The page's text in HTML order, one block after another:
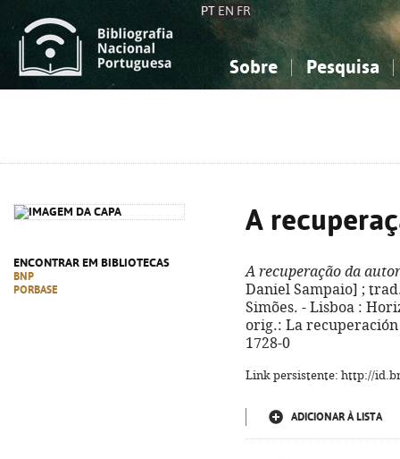
PT EN FR
Sobre Pesquisa
ENCONTRAR EM BIBLIOTECAS
BNP
PORBASE
A
A recuperação da
Daniel Sampaio] ;
Simões. - Lisboa :
orig.: La recuperación
1728-0
Link persistente: http://
ADICIONAR À LISTA